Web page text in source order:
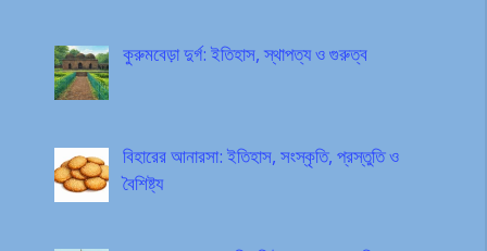
কুরুমবেড়া দুর্গ: ইতিহাস, স্থাপত্য ও গুরুত্ব
বিহারের আনারসা: ইতিহাস, সংস্কৃতি, প্রস্তুতি ও
বৈশিষ্ট্য